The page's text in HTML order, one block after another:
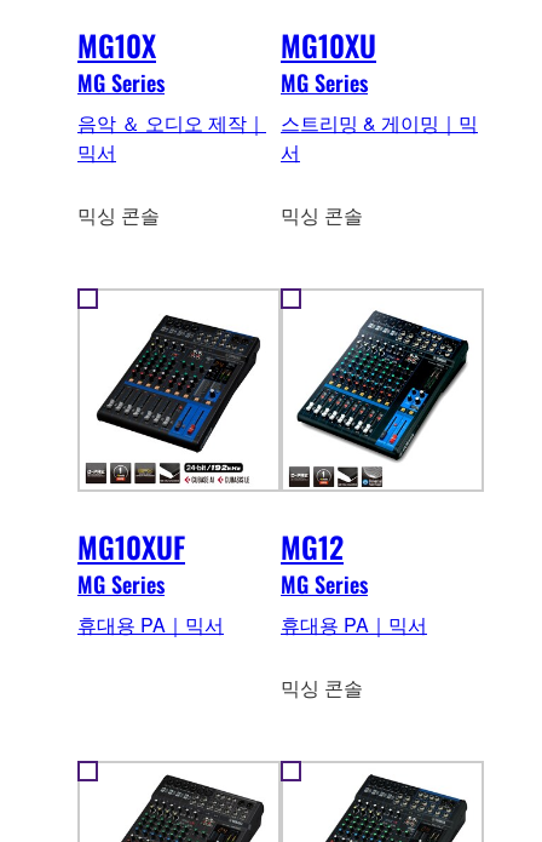
MG10X
MG Series
음악 ＆ 오디오 제작｜
믹서
믹싱 콘솔
MG10XU
MG Series
스트리밍 & 게이밍｜믹
서
믹싱 콘솔
MG10XUF
MG Series
휴대용 PA｜믹서
MG12
MG Series
휴대용 PA｜믹서
믹싱 콘솔